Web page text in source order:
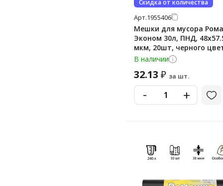
Скидка от количества
Арт.1955406
Мешки для мусора
Эконом 30л, ПНД,
мкм, 20шт, черного
рулоне
В наличии
32.13 ₽ за шт.
- +